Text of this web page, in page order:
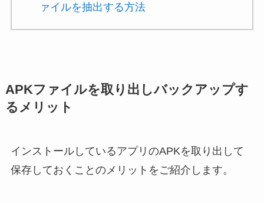
ァイルを抽出する方法
APKファイルを取り出しバックアップす
るメリット
インストールしているアプリのAPKを取り出して
保存しておくことのメリットをご紹介します。